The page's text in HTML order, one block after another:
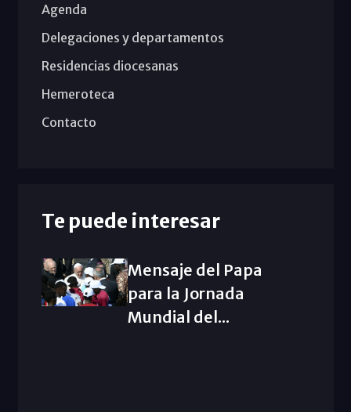
Agenda
Delegaciones y departamentos
Residencias diocesanas
Hemeroteca
Contacto
Te puede interesar
Mensaje del Papa
para la Jornada
Mundial del...